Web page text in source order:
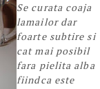
Se curata coaja
lamailor dar
foarte subtire si
cat mai posibil
fara pielita alba
fiindca este